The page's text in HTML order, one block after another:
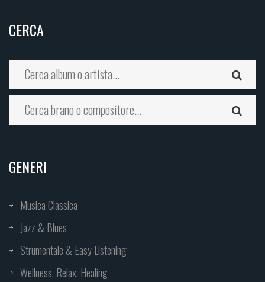
CERCA
GENERI
Musica Classica
Jazz & Blues
Strumentale & Easy Listening
Wellness, Relax, Healing